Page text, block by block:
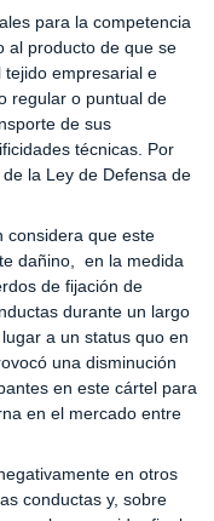
para la competencia
al producto de que se
empresarial e
regular o puntual de
de sus
técnicas. Por
la Ley de Defensa de
considera que este
dañino, en la medida
de fijación de
durante un largo
a un status quo en
una disminución
en este cártel para
en el mercado entre
en otros
conductas y, sobre